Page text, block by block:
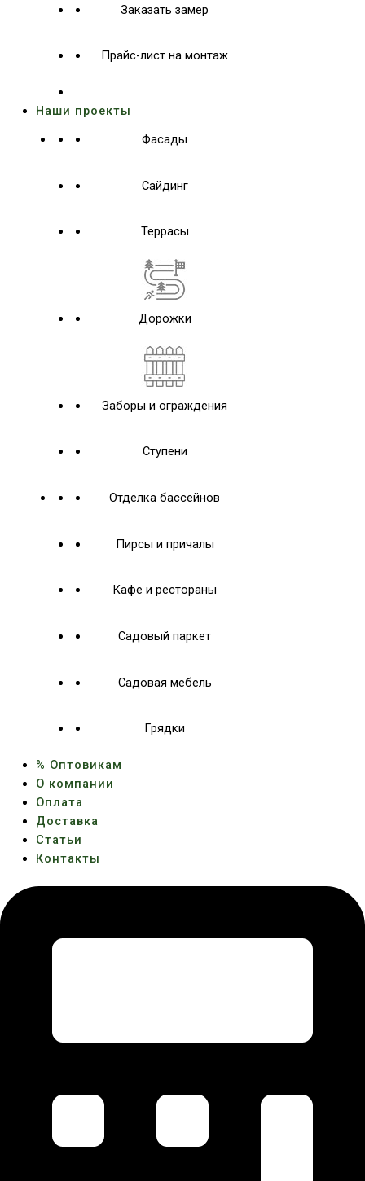
Заказать замер
Прайс-лист на монтаж
Наши проекты
Фасады
Сайдинг
Террасы
Дорожки
Заборы и ограждения
Ступени
Отделка бассейнов
Пирсы и причалы
Кафе и рестораны
Садовый паркет
Садовая мебель
Грядки
% Оптовикам
О компании
Оплата
Доставка
Статьи
Контакты